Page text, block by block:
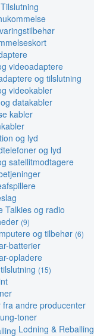
videoadaptere
og tilslutning
videokabler
datakabler
kabler
og lyd
og lyd
satellitmodtagere
Talkies og radio
(9)
og tilbehør (6)
batterier
opladere
(15)
fra andre producenter
toner
Lodning & Reballing